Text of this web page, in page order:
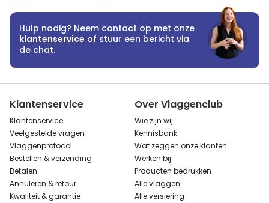
Hulp nodig? Neem contact op met onze
klantenservice of stuur een bericht via
de chat.
Klantenservice
Klantenservice
Veelgestelde vragen
Vlaggenprotocol
Bestellen & verzending
Betalen
Annuleren & retour
Kwaliteit & garantie
Over Vlaggenclub
Wie zijn wij
Kennisbank
Wat zeggen onze klanten
Werken bij
Producten bedrukken
Alle vlaggen
Alle versiering